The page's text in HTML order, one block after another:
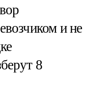
и не
8